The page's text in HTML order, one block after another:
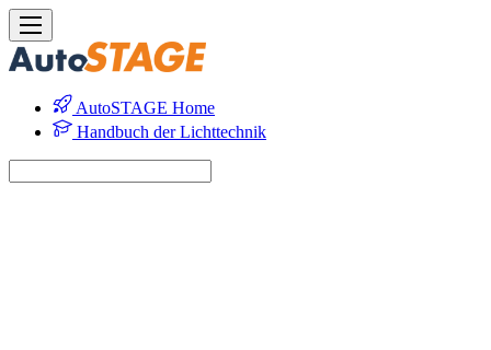
AutoSTAGE Home
Handbuch der Lichttechnik